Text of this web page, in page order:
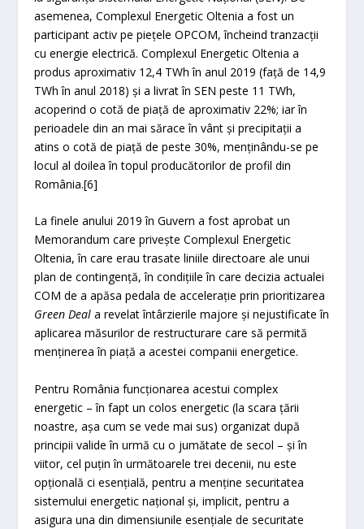
asemenea, Complexul Energetic Oltenia a fost un
participant activ pe piețele OPCOM, încheind tranzacții
cu energie electrică. Complexul Energetic Oltenia a
produs aproximativ 12,4 TWh în anul 2019 (față de 14,9
TWh în anul 2018) și a livrat în SEN peste 11 TWh,
acoperind o cotă de piață de aproximativ 22%; iar în
perioadele din an mai sărace în vânt și precipitații a
atins o cotă de piață de peste 30%, menținându-se pe
locul al doilea în topul producătorilor de profil din
România.[6]
La finele anului 2019 în Guvern a fost aprobat un
Memorandum care privește Complexul Energetic
Oltenia, în care erau trasate liniile directoare ale unui
plan de contingență, în condițiile în care decizia actualei
COM de a apăsa pedala de accelerație prin prioritizarea
Green Deal a revelat întârzierile majore și nejustificate în
aplicarea măsurilor de restructurare care să permită
menținerea în piață a acestei companii energetice.
Pentru România funcționarea acestui complex
energetic – în fapt un colos energetic (la scara țării
noastre, așa cum se vede mai sus) organizat după
principii valide în urmă cu o jumătate de secol – și în
viitor, cel puțin în următoarele trei decenii, nu este
opțională ci esențială, pentru a menține securitatea
sistemului energetic național și, implicit, pentru a
asigura una din dimensiunile esențiale de securitate